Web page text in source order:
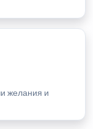
желания и